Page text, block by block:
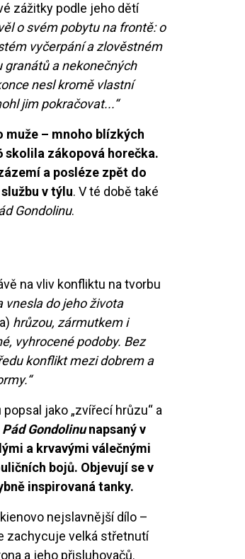
zážitky podle jeho dětí
o svém pobytu na frontě: o
vyčerpání a zlověstném
granátů a nekonečných
nesl kromě vlastní
jim pokračovat...“
muže – mnoho blízkých
skolila zákopová horečka.
a posléze zpět do
v týlu. V té době také
Gondolinu.
na vliv konfliktu na tvorbu
vnesla do jeho života
hrůzou, zármutkem i
vyhrocené podoby. Bez
konflikt mezi dobrem a
jako „zvířecí hrůzu“ a
Pád Gondolinunapsaný v
a krvavými válečnými
bojů. Objevují se v
inspirovaná tanky.
nejslavnější dílo –
zachycuje velká střetnutí
a jeho přisluhovačů.